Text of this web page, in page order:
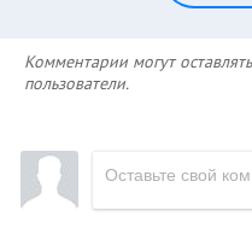
Комментарии могут
пользователи.